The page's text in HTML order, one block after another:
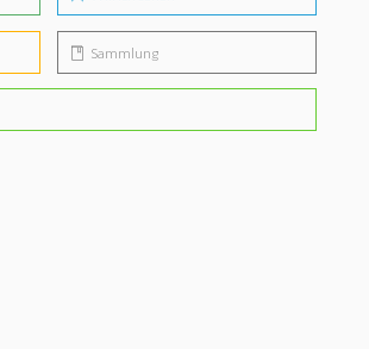
Sammlung